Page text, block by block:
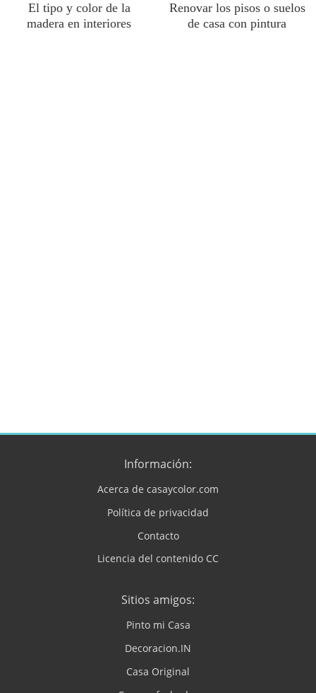
El tipo y color de la
madera en interiores
Renovar los pisos o suelos
de casa con pintura
Información:
Acerca de casaycolor.com
Política de privacidad
Contacto
Licencia del contenido CC
Sitios amigos:
Pinto mi Casa
Decoracion.IN
Casa Original